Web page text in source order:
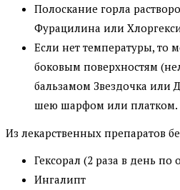
Полоскание горла
Фурацилина или
Если нет температуры, то
боковым поверхностям
бальзамом Звездочка или
шею шарфом или платком.
Из лекарственных препаратов
Гексорал (2 раза в день по
Ингалипт